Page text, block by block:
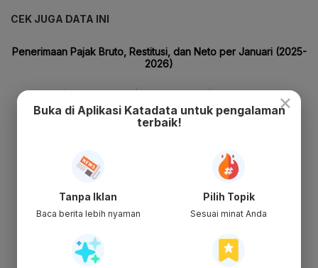
CEK JUGA DATA INI
×
Buka di Aplikasi Katadata untuk pengalaman
terbaik!
Tanpa Iklan
Baca berita lebih nyaman
Pilih Topik
Sesuai minat Anda